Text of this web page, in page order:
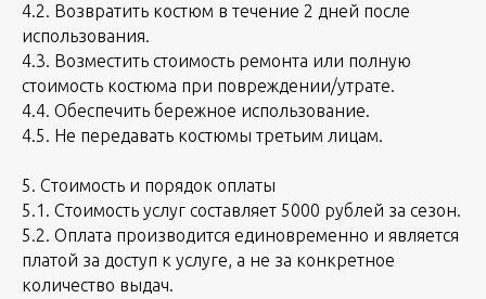
4.2. Возвратить костюм в течение 2 дней после
использования.
4.3. Возместить стоимость ремонта или полную
стоимость костюма при повреждении/утрате.
4.4. Обеспечить бережное использование.
4.5. Не передавать костюмы третьим лицам.
5. Стоимость и порядок оплаты
5.1. Стоимость услуг составляет 5000 рублей за сезон.
5.2. Оплата производится единовременно и является
платой за доступ к услуге, а не за конкретное
количество выдач.